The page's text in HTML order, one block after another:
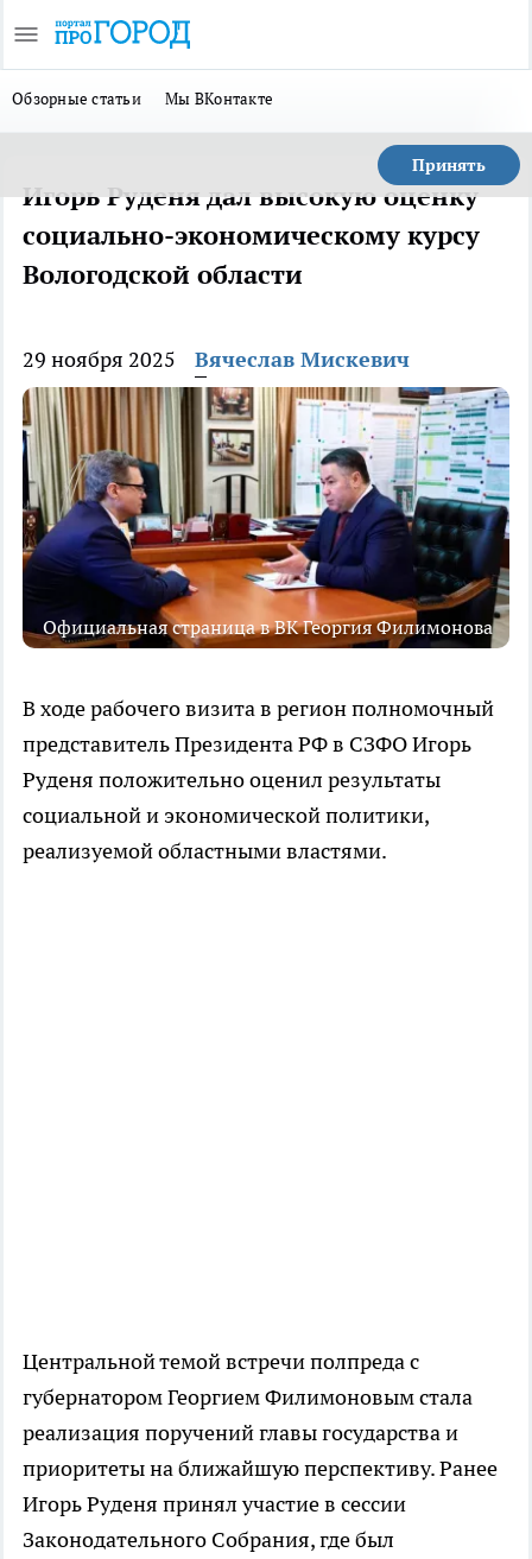
Обзорные статьи Мы ВКонтакте
Принять
Игорь Руденя дал высокую оценку
социально-экономическому курсу
Вологодской области
29 ноября 2025 Вячеслав Мискевич
Официальная страница в ВК Георгия Филимонова
В ходе рабочего визита в регион полномочный
представитель Президента РФ в СЗФО Игорь
Руденя положительно оценил результаты
социальной и экономической политики,
реализуемой областными властями.
Центральной темой встречи полпреда с
губернатором Георгием Филимоновым стала
реализация поручений главы государства и
приоритеты на ближайшую перспективу. Ранее
Игорь Руденя принял участие в сессии
Законодательного Собрания, где был